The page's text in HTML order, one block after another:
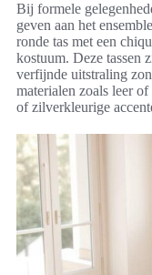
Bij formele
geven aan het
ronde tas met een
kostuum. Deze tassen
verfijnde uitstraling
materialen zoals leer
of zilverkleurige